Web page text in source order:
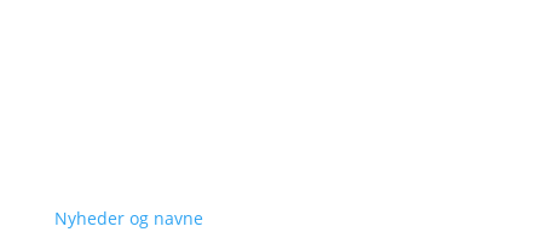
Nyheder og navne